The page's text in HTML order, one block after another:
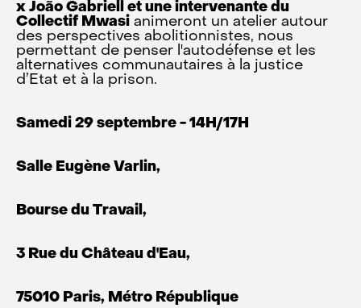
x João Gabriell et une intervenante du
Collectif Mwasi animeront un atelier autour
des perspectives abolitionnistes, nous
permettant de penser l'autodéfense et les
alternatives communautaires à la justice
d’Etat et à la prison.
Samedi 29 septembre - 14H/17H
Salle Eugène Varlin,
Bourse du Travail,
3 Rue du Château d'Eau,
75010 Paris, Métro République